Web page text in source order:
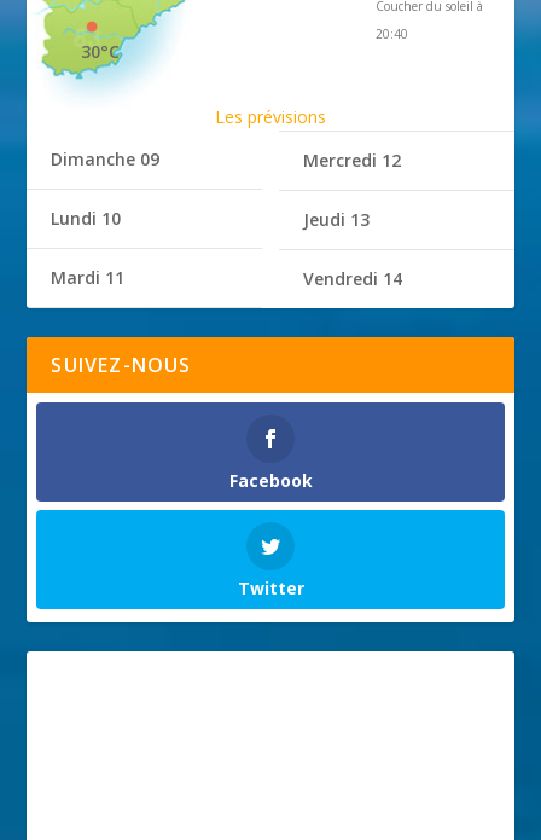
30°C
Coucher du soleil à
20:40
Les prévisions
Dimanche 09
Lundi 10
Mardi 11
Mercredi 12
Jeudi 13
Vendredi 14
SUIVEZ-NOUS
Facebook
Twitter